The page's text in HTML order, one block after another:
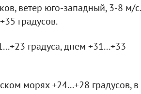
ветер юго-западный, 3-8 м/с.
градусов.
градуса, днем +31...+33
морях +24...+28 градусов, в